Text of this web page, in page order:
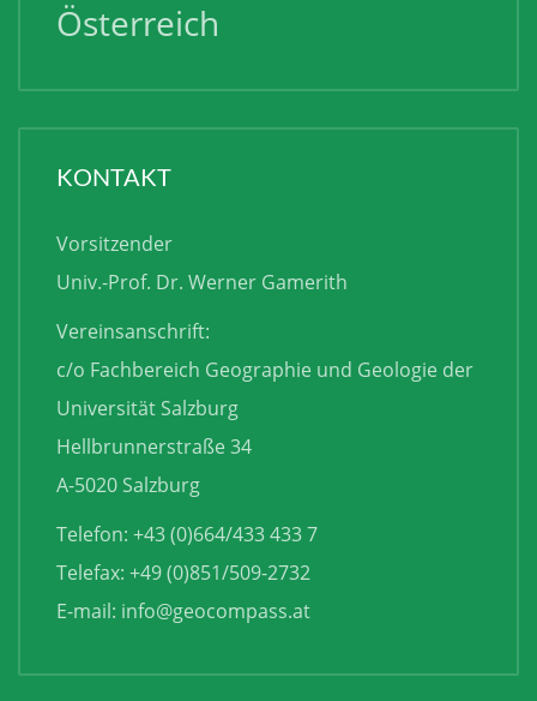
Österreich
KONTAKT
Vorsitzender
Univ.-Prof. Dr. Werner Gamerith
Vereinsanschrift:
c/o Fachbereich Geographie und Geologie der
Universität Salzburg
Hellbrunnerstraße 34
A-5020 Salzburg
Telefon: +43 (0)664/433 433 7
Telefax: +49 (0)851/509-2732
E-mail: info@geocompass.at